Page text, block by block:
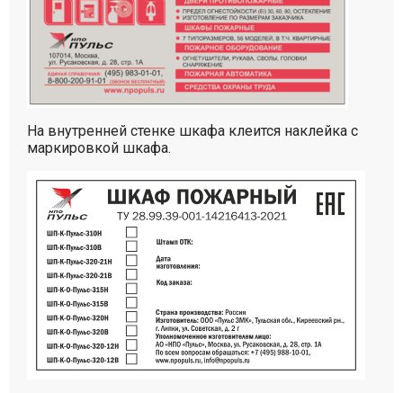
На внутренней стенке шкафа клеится наклейка с
маркировкой шкафа.